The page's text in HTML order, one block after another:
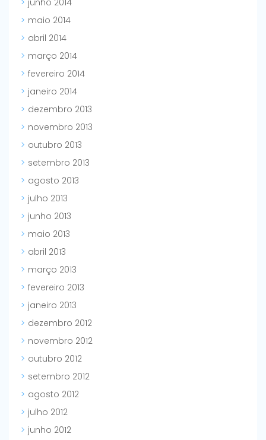
maio 2014
abril 2014
março 2014
fevereiro 2014
janeiro 2014
dezembro 2013
novembro 2013
outubro 2013
setembro 2013
agosto 2013
julho 2013
junho 2013
maio 2013
abril 2013
março 2013
fevereiro 2013
janeiro 2013
dezembro 2012
novembro 2012
outubro 2012
setembro 2012
agosto 2012
julho 2012
junho 2012